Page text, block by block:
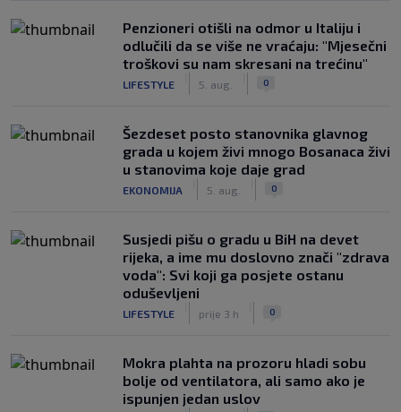
Penzioneri otišli na odmor u Italiju i
odlučili da se više ne vraćaju: "Mjesečni
troškovi su nam skresani na trećinu"
LIFESTYLE 5. aug. 0
Šezdeset posto stanovnika glavnog
grada u kojem živi mnogo Bosanaca živi
u stanovima koje daje grad
EKONOMIJA 5. aug. 0
Susjedi pišu o gradu u BiH na devet
rijeka, a ime mu doslovno znači "zdrava
voda": Svi koji ga posjete ostanu
oduševljeni
LIFESTYLE prije 3 h 0
Mokra plahta na prozoru hladi sobu
bolje od ventilatora, ali samo ako je
ispunjen jedan uslov